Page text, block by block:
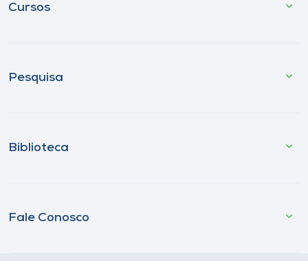
Cursos
Pesquisa
Biblioteca
Fale Conosco